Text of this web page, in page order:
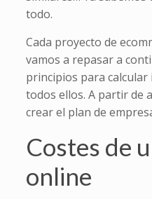
todo.
Cada proyecto de
vamos a repasar a
principios para
todos ellos. A partir de
crear el plan de
Costes de
online